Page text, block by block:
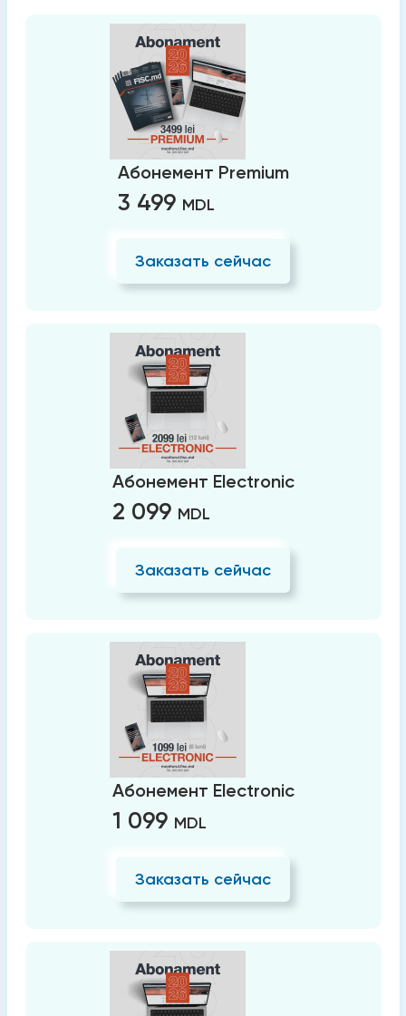
Абонемент Premium
3 499 MDL
Заказать сейчас
Абонемент Electronic
2 099 MDL
Заказать сейчас
Абонемент Electronic
1 099 MDL
Заказать сейчас